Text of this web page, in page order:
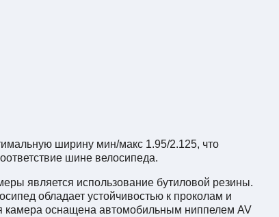
ширину мин/макс 1.95/2.125, что
шине велосипеда.
является использование бутиловой резины.
обладает устойчивостью к проколам и
камера оснащена автомобильным ниппелем AV